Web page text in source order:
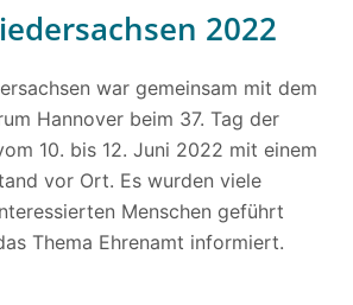
2022
war gemeinsam mit dem
Hannover beim 37. Tag der
10. bis 12. Juni 2022 mit einem
vor Ort. Es wurden viele
Menschen geführt
Thema Ehrenamt informiert.